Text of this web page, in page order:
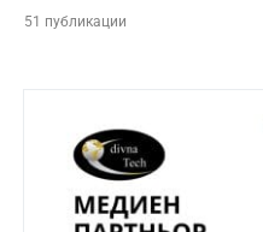
51 публикации